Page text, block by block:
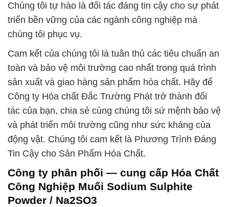
Chúng tôi tự hào là đối tác đáng tin cậy cho sự phát
triển bền vững của các ngành công nghiệp mà
chúng tôi phục vụ.
Cam kết của chúng tôi là tuân thủ các tiêu chuẩn an
toàn và bảo vệ môi trường cao nhất trong quá trình
sản xuất và giao hàng sản phẩm hóa chất. Hãy để
Công ty Hóa chất Đắc Trường Phát trở thành đối
tác của bạn, chia sẻ cùng chúng tôi sứ mệnh bảo vệ
và phát triển môi trường cũng như sức kháng của
động vật. Chúng tôi cam kết là Phương Trình Đáng
Tin Cậy cho Sản Phẩm Hóa Chất.
Công ty phân phối — cung cấp Hóa Chất
Công Nghiệp Muối Sodium Sulphite
Powder / Na2SO3